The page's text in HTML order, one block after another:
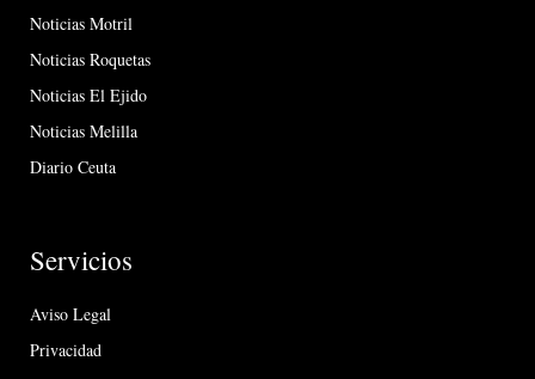
Noticias Motril
Noticias Roquetas
Noticias El Ejido
Noticias Melilla
Diario Ceuta
Servicios
Aviso Legal
Privacidad